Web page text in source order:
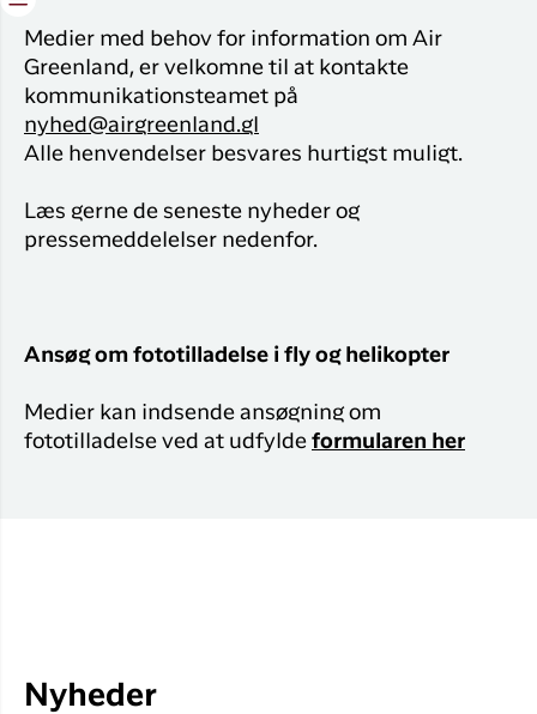
Flytider
Erhvervsrejsende
Flyrejser til
Ilulissat
Qaqortoq
Log på
Ny Profil
klubben
her.
Medier med behov for information om Air
Greenland, er velkomne til at kontakte
kommunikationsteamet på
nyhed@airgreenland.gl
Alle henvendelser besvares hurtigst muligt.
Læs gerne de seneste nyheder og
pressemeddelelser nedenfor.
Ansøg om fototilladelse i fly og helikopter
Medier kan indsende ansøgning om
fototilladelse ved at udfylde formularen her
Nyheder